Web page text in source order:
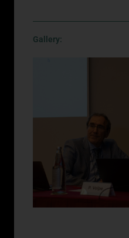
Gallery: